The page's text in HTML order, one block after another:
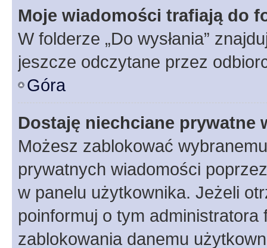
Moje wiadomości trafiają do
W folderze „Do wysłania”
jeszcze odczytane przez
Góra
Dostaję niechciane prywatne
Możesz zablokować
prywatnych wiadomości
w panelu użytkownika. Jeżeli
poinformuj o tym
zablokowania danemu